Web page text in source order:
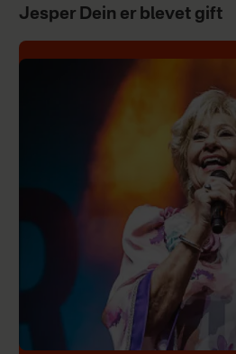
Jesper Dein er blevet gift